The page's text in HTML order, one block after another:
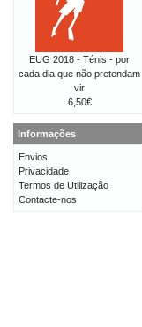
EUG 2018 - Ténis - por
cada dia que não pretendam
vir
6,50€
Informações
Envios
Privacidade
Termos de Utilização
Contacte-nos